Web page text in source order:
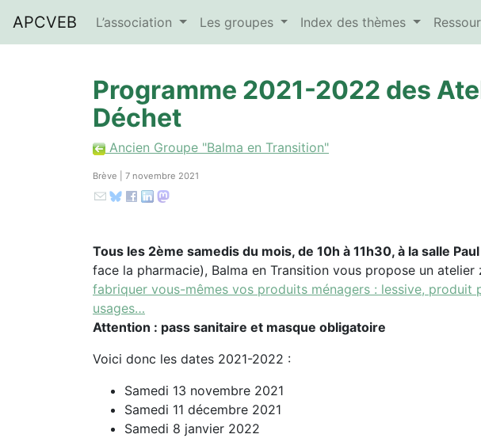
APCVEB L’association Les groupes Index des thèmes
Programme 2021-2022 des
Déchet
Ancien Groupe "Balma en Transition"
Brève | 7 novembre 2021
Tous les 2ème samedis du mois, de 10h à 11h30, à la salle
face la pharmacie), Balma en Transition vous propose un
fabriquer vous-mêmes vos produits ménagers : lessive, produit
usages…
Attention : pass sanitaire et masque obligatoire
Voici donc les dates 2021-2022 :
Samedi 13 novembre 2021
Samedi 11 décembre 2021
Samedi 8 janvier 2022